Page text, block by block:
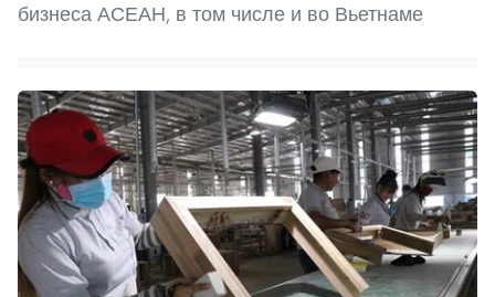
бизнеса АСЕАН, в том числе и во Вьетнаме